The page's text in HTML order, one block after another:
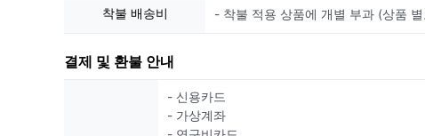
착불 배송비 - 착불 적용 상품에 개별 부과 (상품
결제 및 환불 안내
- 신용카드
- 가상계좌